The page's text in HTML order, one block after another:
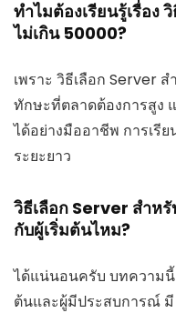
ทำไมต้องเรียนรู้เรื่อง
ไม่เกิน 50000?
เพราะ วิธีเลือก Server
ทักษะที่ตลาดต้องการสูง
ได้อย่างมืออาชีพ การเรี
ระยะยาว
วิธีเลือก Server สำหรั
กับผู้เริ่มต้นไหม?
ได้แน่นอนครับ บทความนี้
ต้นและผู้มีประสบการณ์